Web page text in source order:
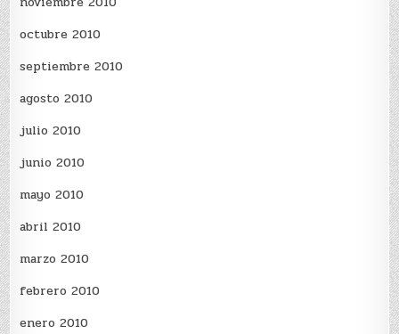
octubre 2010
septiembre 2010
agosto 2010
julio 2010
junio 2010
mayo 2010
abril 2010
marzo 2010
febrero 2010
enero 2010